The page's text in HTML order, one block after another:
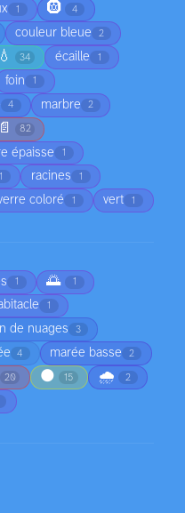
1 🛞 4
couleur bleue 2
💧 34 écaille 1
foin 1
4 marbre 2
📄 82
épaisse 1
1 racines 1
coloré 1 vert 1
1 🌅 1
1
de nuages 3
4 marée basse 2
20 🌑 15 🌧️ 2